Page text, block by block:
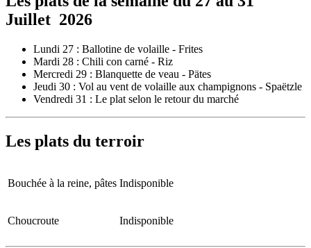
Juillet 2026
Lundi 27 : Ballotine de volaille - Frites
Mardi 28 : Chili con carné - Riz
Mercredi 29 : Blanquette de veau - Pätes
Jeudi 30 : Vol au vent de volaille aux champignons - Spaëtzle
Vendredi 31 : Le plat selon le retour du marché
Les plats du terroir
Bouchée à la reine, pâtes Indisponible
Choucroute Indisponible